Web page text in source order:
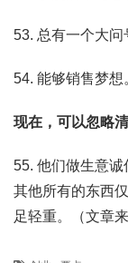
53. 总有一个大问
54. 能够销售梦想
现在，可以忽略
55. 他们做生意诚
其他所有的东西
足轻重。（文章